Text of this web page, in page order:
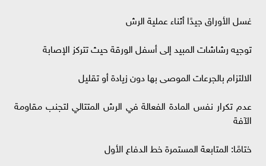
غسل الأوراق جيدًا أثناء عملية الرش
توجيه رشاشات المبيد إلى أسفل الورقة حيث تتركز الإصابة
الالتزام بالجرعات الموصى بها دون زيادة أو تقليل
عدم تكرار نفس المادة الفعالة في الرش المتتالي لتجنب مقاومة
الآفة
ختامًا: المتابعة المستمرة خط الدفاع الأول